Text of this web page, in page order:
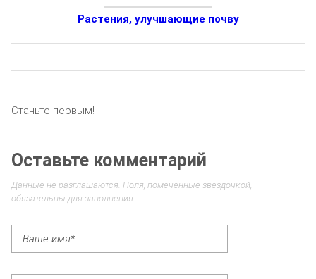
Растения, улучшающие почву
Станьте первым!
Оставьте комментарий
Данные не разглашаются. Поля, помеченные звездочкой,
обязательны для заполнения